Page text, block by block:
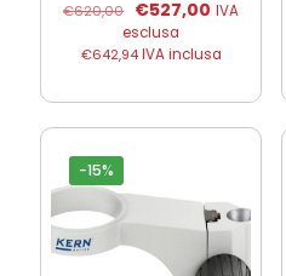
€620,00
Il
prezzo
originale
€527,00 Il
attuale
€527,00.
IVA
esclusa
€642,94IVA inclusa
-15%